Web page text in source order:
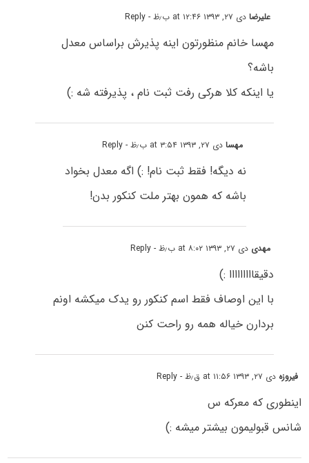
علیرضادی ۲۷, ۱۳۹۳ at ۱۲:۴۶ ب٫ظ - Reply
مهسا خانم منظورتون اینه پذیرش براساس معدل
باشه؟
یا اینکه کلا هرکی رفت ثبت نام ، پذیرفته شه :)
مهسادی ۲۷, ۱۳۹۳ at ۳:۵۴ ب٫ظ - Reply
نه دیگه! فقط ثبت نام! :) اگه معدل بخواد
باشه که همون بهتر ملت کنکور بدن!
مهدی دی ۲۷, ۱۳۹۳ at ۸:۰۲ ب٫ظ - Reply
دقیقااااااااا :)
با این اوصاف فقط اسم کنکور رو یدک میکشه اونم
بردارن خیاله همه رو راحت کنن
فیروزه دی ۲۷, ۱۳۹۳ at ۱۱:۵۶ ق٫ظ - Reply
اینطوری که معرکه س
شانس قبولیمون بیشتر میشه :)